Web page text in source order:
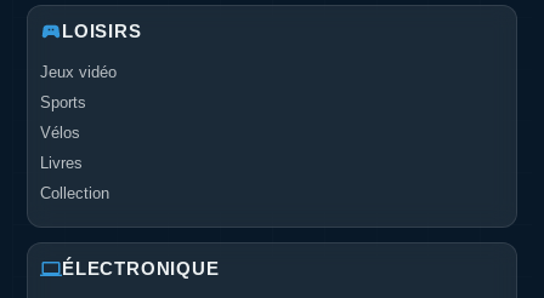
LOISIRS
Jeux vidéo
Sports
Vélos
Livres
Collection
ÉLECTRONIQUE